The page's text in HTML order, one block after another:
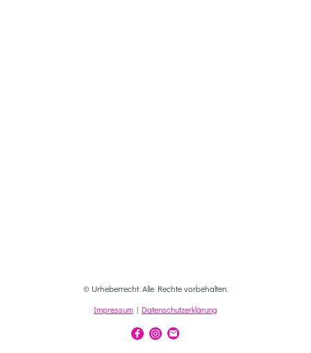
© Urheberrecht. Alle Rechte vorbehalten.
Impressum | Datenschutzerklärung